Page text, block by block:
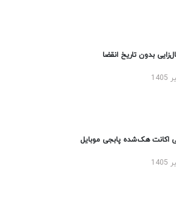
بدون تاریخ انقضا
اکانت هک‌شده پابجی موبایل